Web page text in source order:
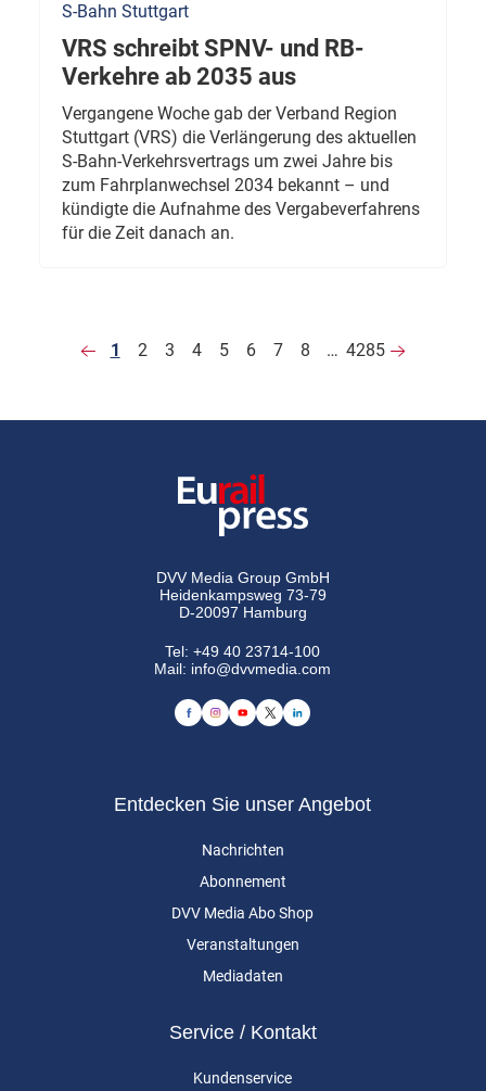
S-Bahn Stuttgart
VRS schreibt SPNV- und RB-
Verkehre ab 2035 aus
Vergangene Woche gab der Verband Region
Stuttgart (VRS) die Verlängerung des aktuellen
S-Bahn-Verkehrsvertrags um zwei Jahre bis
zum Fahrplanwechsel 2034 bekannt – und
kündigte die Aufnahme des Vergabeverfahrens
für die Zeit danach an.
1 2 3 4 5 6 7 8 … 4285
DVV Media Group GmbH
Heidenkampsweg 73-79
D-20097 Hamburg
Tel:+49 40 23714-100
Mail: info@dvvmedia.com
Entdecken Sie unser Angebot
Nachrichten
Abonnement
DVV Media Abo Shop
Veranstaltungen
Mediadaten
Service / Kontakt
Kundenservice